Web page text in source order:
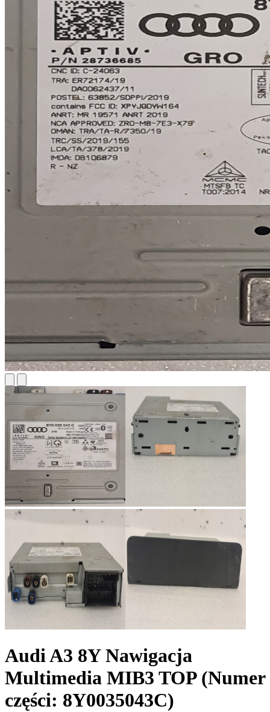
Audi A3 8Y Nawigacja
Multimedia MIB3 TOP (Numer
części: 8Y0035043C)